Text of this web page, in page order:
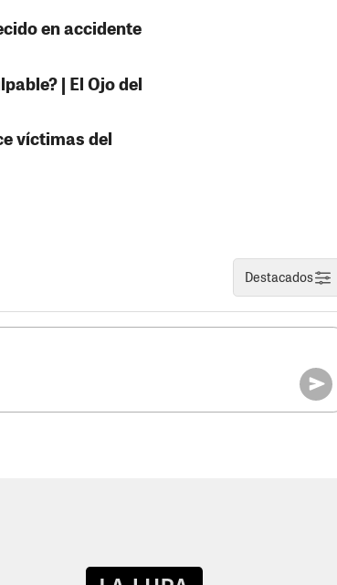
en accidente
| El Ojo del
víctimas del
Destacados